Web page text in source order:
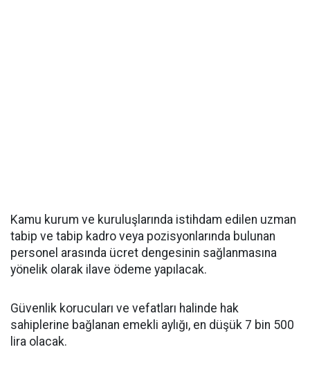
Kamu kurum ve kuruluşlarında istihdam edilen uzman
tabip ve tabip kadro veya pozisyonlarında bulunan
personel arasında ücret dengesinin sağlanmasına
yönelik olarak ilave ödeme yapılacak.
Güvenlik korucuları ve vefatları halinde hak
sahiplerine bağlanan emekli aylığı, en düşük 7 bin 500
lira olacak.